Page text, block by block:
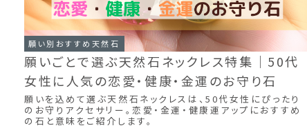
願い別おすすめ天然石
願いごとで選ぶ天然石ネックレス特集｜50代
女性に人気の恋愛・健康・金運のお守り石
願いを込めて選ぶ天然石ネックレスは、50代女性にぴったり
のお守りアクセサリー。恋愛・金運・健康運アップにおすすめ
の石と意味をご紹介します。